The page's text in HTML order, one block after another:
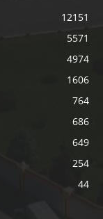
12151
5571
4974
1606
764
686
649
254
44